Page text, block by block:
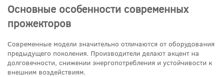
Основные особенности современных
прожекторов
Современные модели значительно отличаются от оборудования
предыдущего поколения. Производители делают акцент на
долговечности, снижении энергопотребления и устойчивости к
внешним воздействиям.